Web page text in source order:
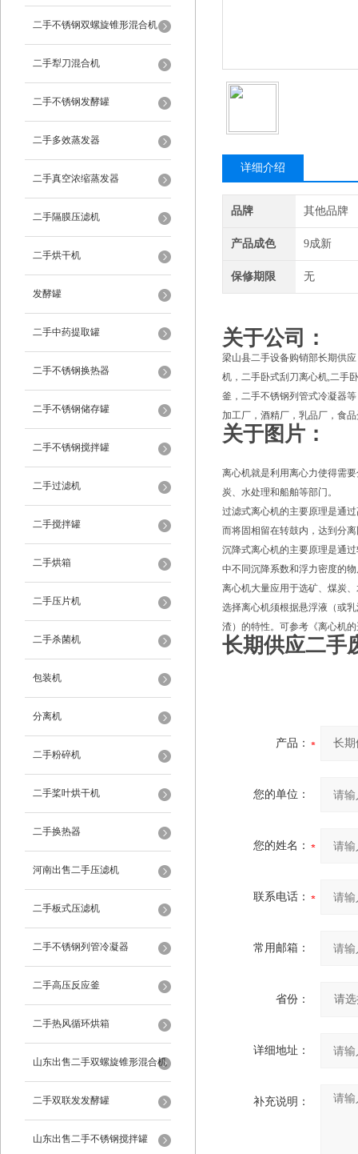
二手不锈钢双螺旋锥形混合机
二手犁刀混合机
二手不锈钢发酵罐
二手多效蒸发器
二手真空浓缩蒸发器
二手隔膜压滤机
二手烘干机
发酵罐
二手中药提取罐
二手不锈钢换热器
二手不锈钢储存罐
二手不锈钢搅拌罐
二手过滤机
二手搅拌罐
二手烘箱
二手压片机
二手杀菌机
包装机
分离机
二手粉碎机
二手桨叶烘干机
二手换热器
河南出售二手压滤机
二手板式压滤机
二手不锈钢列管冷凝器
二手高压反应釜
二手热风循环烘箱
山东出售二手双螺旋锥形混合机
二手双联发发酵罐
山东出售二手不锈钢搅拌罐
详细介绍
品牌 其他品牌
产品成色 9成新
保修期限 无
关于公司：
梁山县二手设备购销部长期供
机，二手卧式刮刀离心机,二手
釜，二手不锈钢列管式冷凝器
加工厂，酒精厂，乳品厂，食
关于图片：
离心机就是利用离心力使得需
炭、水处理和船舶等部门。
过滤式离心机的主要原理是通
而将固相留在转鼓内，达到分
沉降式离心机的主要原理是通
中不同沉降系数和浮力密度的
离心机大量应用于选矿、煤炭
选择离心机须根据悬浮液（或
渣）的特性。可参考《离心机
长期供应二手
产品：
您的单位：
您的姓名：
联系电话：
常用邮箱：
省份：
详细地址：
补充说明：